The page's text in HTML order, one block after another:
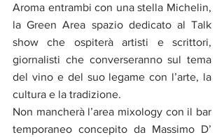
Aroma entrambi con una stella Michelin,
la Green Area spazio dedicato al Talk
show che ospiterà artisti e scrittori,
giornalisti che converseranno sul tema
del vino e del suo legame con l’arte, la
cultura e la tradizione.
Non mancherà l’area mixology con il bar
temporaneo concepito da Massimo D’